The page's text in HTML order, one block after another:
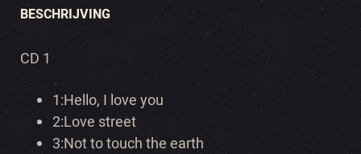
BESCHRIJVING
CD 1
1:Hello, I love you
2:Love street
3:Not to touch the earth